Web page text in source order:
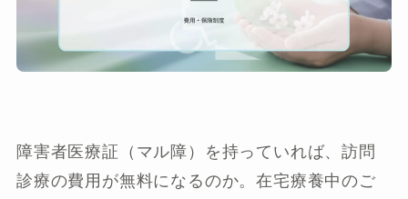
障害者医療証（マル障）を持っていれば、訪問
診療の費用が無料になるのか。在宅療養中のご